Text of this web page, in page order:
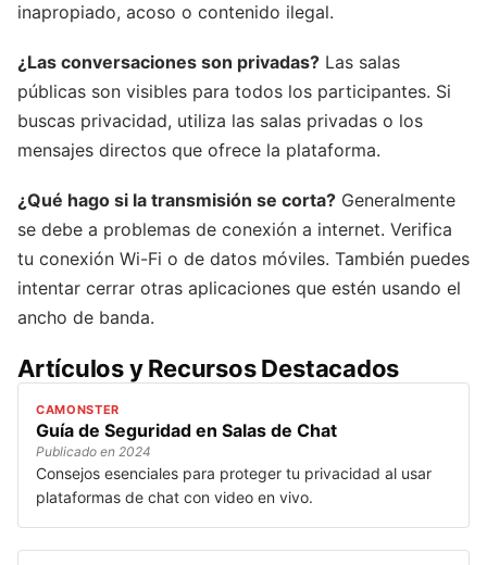
inapropiado, acoso o contenido ilegal.
¿Las conversaciones son privadas? Las salas
públicas son visibles para todos los participantes. Si
buscas privacidad, utiliza las salas privadas o los
mensajes directos que ofrece la plataforma.
¿Qué hago si la transmisión se corta? Generalmente
se debe a problemas de conexión a internet. Verifica
tu conexión Wi-Fi o de datos móviles. También puedes
intentar cerrar otras aplicaciones que estén usando el
ancho de banda.
Artículos y Recursos Destacados
CAMONSTER
Guía de Seguridad en Salas de Chat
Publicado en 2024
Consejos esenciales para proteger tu privacidad al usar
plataformas de chat con video en vivo.